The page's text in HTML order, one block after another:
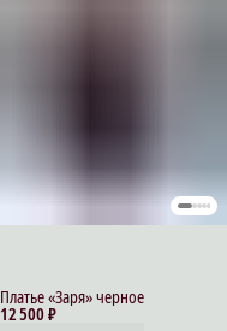
12 500 ₽
Платье «Заря» черное